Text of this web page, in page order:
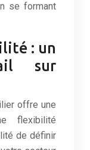
se formant
: un
sur
offre une
flexibilité
de définir